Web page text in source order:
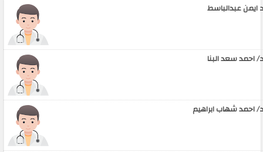
ايمن عبدالباسط
احمد سعد البنا
احمد شهاب ابراهيم